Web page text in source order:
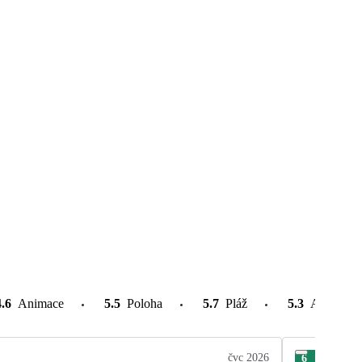
Animace 5.5 Poloha 5.7 Pláž 5.3 Atrakce
čvc 2026 6